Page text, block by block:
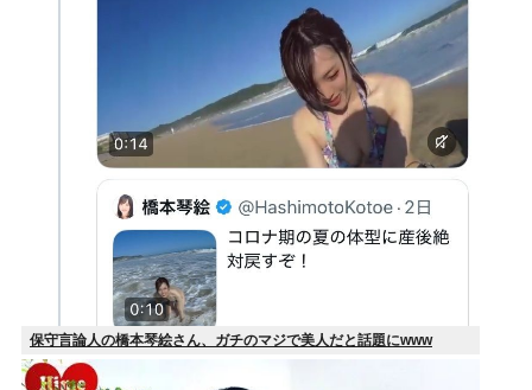
保守言論人の橋本琴絵さん、ガチのマジで美人だと話題にwww